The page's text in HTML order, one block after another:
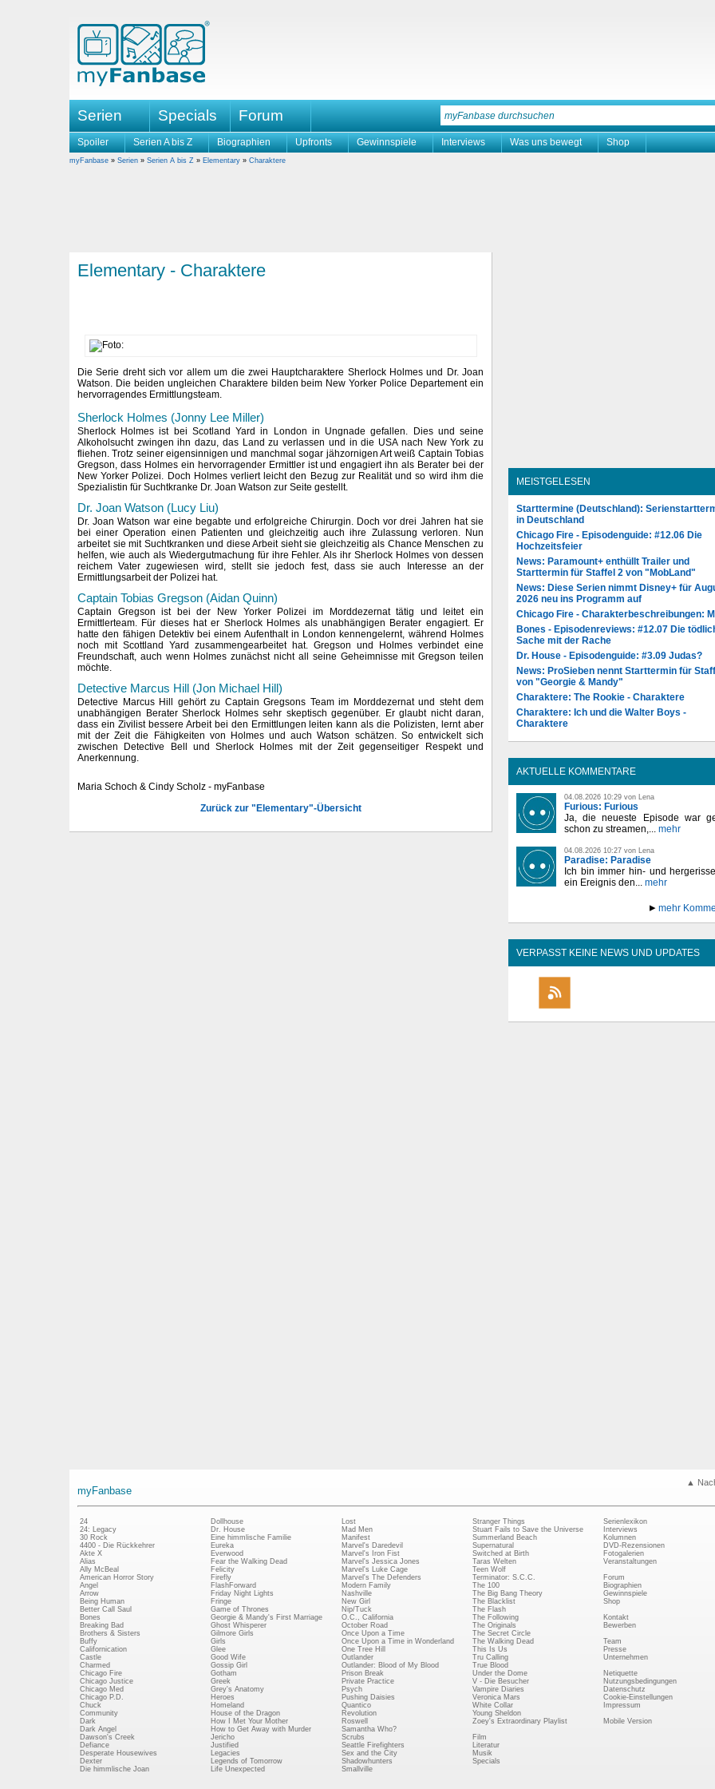
Serien Specials Forum
Spoiler Serien A bis Z Biographien Upfronts Gewinnspiele Interviews Was uns bewegt Shop
myFanbase » Serien » Serien A bis Z » Elementary » Charaktere
Elementary - Charaktere
Die Serie dreht sich vor allem um die zwei Hauptcharaktere Sherlock Holmes und Dr. Joan
Watson. Die beiden ungleichen Charaktere bilden beim New Yorker Police Departement ein
hervorragendes Ermittlungsteam.
Sherlock Holmes (Jonny Lee Miller)
Sherlock Holmes ist bei Scotland Yard in London in Ungnade gefallen. Dies und seine
Alkoholsucht zwingen ihn dazu, das Land zu verlassen und in die USA nach New York zu
fliehen. Trotz seiner eigensinnigen und manchmal sogar jähzornigen Art weiß Captain Tobias
Gregson, dass Holmes ein hervorragender Ermittler ist und engagiert ihn als Berater bei der
New Yorker Polizei. Doch Holmes verliert leicht den Bezug zur Realität und so wird ihm die
Spezialistin für Suchtkranke Dr. Joan Watson zur Seite gestellt.
Dr. Joan Watson (Lucy Liu)
Dr. Joan Watson war eine begabte und erfolgreiche Chirurgin. Doch vor drei Jahren hat sie
bei einer Operation einen Patienten und gleichzeitig auch ihre Zulassung verloren. Nun
arbeitet sie mit Suchtkranken und diese Arbeit sieht sie gleichzeitig als Chance Menschen zu
helfen, wie auch als Wiedergutmachung für ihre Fehler. Als ihr Sherlock Holmes von dessen
reichem Vater zugewiesen wird, stellt sie jedoch fest, dass sie auch Interesse an der
Ermittlungsarbeit der Polizei hat.
Captain Tobias Gregson (Aidan Quinn)
Captain Gregson ist bei der New Yorker Polizei im Morddezernat tätig und leitet ein
Ermittlerteam. Für dieses hat er Sherlock Holmes als unabhängigen Berater engagiert. Er
hatte den fähigen Detektiv bei einem Aufenthalt in London kennengelernt, während Holmes
noch mit Scottland Yard zusammengearbeitet hat. Gregson und Holmes verbindet eine
Freundschaft, auch wenn Holmes zunächst nicht all seine Geheimnisse mit Gregson teilen
möchte.
Detective Marcus Hill (Jon Michael Hill)
Detective Marcus Hill gehört zu Captain Gregsons Team im Morddezernat und steht dem
unabhängigen Berater Sherlock Holmes sehr skeptisch gegenüber. Er glaubt nicht daran,
dass ein Zivilist bessere Arbeit bei den Ermittlungen leiten kann als die Polizisten, lernt aber
mit der Zeit die Fähigkeiten von Holmes und auch Watson schätzen. So entwickelt sich
zwischen Detective Bell und Sherlock Holmes mit der Zeit gegenseitiger Respekt und
Anerkennung.
Maria Schoch & Cindy Scholz - myFanbase
Zurück zur "Elementary"-Übersicht
MEISTGELESEN
Starttermine (Deutschland):
in Deutschland
Chicago Fire - Episodenguide: #12.06 Die
Hochzeitsfeier
News: Paramount+ enthüllt Trailer und
Starttermin für Staffel 2 von "MobLand"
News: Diese Serien nimmt Disney+ für
2026 neu ins Programm auf
Chicago Fire - Charakterbeschreibungen:
Bones - Episodenreviews: #12.07 Die
Sache mit der Rache
Dr. House - Episodenguide: #3.09 Judas?
News: ProSieben nennt Starttermin für
von "Georgie & Mandy"
Charaktere: The Rookie - Charaktere
Charaktere: Ich und die Walter Boys -
Charaktere
AKTUELLE KOMMENTARE
04.08.2026 10:29 von Lena
Furious: Furious
Ja, die neueste Episode war
schon zu streamen,... mehr
04.08.2026 10:27 von Lena
Paradise: Paradise
Ich bin immer hin- und
ein Ereignis den... mehr
mehr
VERPASST KEINE NEWS UND UPDATES
▲
myFanbase
24
24: Legacy
30 Rock
4400 - Die Rückkehrer
Akte X
Alias
Ally McBeal
American Horror Story
Angel
Arrow
Being Human
Better Call Saul
Bones
Breaking Bad
Brothers & Sisters
Buffy
Californication
Castle
Charmed
Chicago Fire
Chicago Justice
Chicago Med
Chicago P.D.
Chuck
Community
Dark
Dark Angel
Dawson's Creek
Defiance
Desperate Housewives
Dexter
Die himmlische Joan
Dollhouse
Dr. House
Eine himmlische Familie
Eureka
Everwood
Fear the Walking Dead
Felicity
Firefly
FlashForward
Friday Night Lights
Fringe
Game of Thrones
Georgie & Mandy's First Marriage
Ghost Whisperer
Gilmore Girls
Girls
Glee
Good Wife
Gossip Girl
Gotham
Greek
Grey's Anatomy
Heroes
Homeland
House of the Dragon
How I Met Your Mother
How to Get Away with Murder
Jericho
Justified
Legacies
Legends of Tomorrow
Life Unexpected
Lost
Mad Men
Manifest
Marvel's Daredevil
Marvel's Iron Fist
Marvel's Jessica Jones
Marvel's Luke Cage
Marvel's The Defenders
Modern Family
Nashville
New Girl
Nip/Tuck
O.C., California
October Road
Once Upon a Time
Once Upon a Time in Wonderland
One Tree Hill
Outlander
Outlander: Blood of My Blood
Prison Break
Private Practice
Psych
Pushing Daisies
Quantico
Revolution
Roswell
Samantha Who?
Scrubs
Seattle Firefighters
Sex and the City
Shadowhunters
Smallville
Stranger Things
Stuart Fails to Save the Universe
Summerland Beach
Supernatural
Switched at Birth
Taras Welten
Teen Wolf
Terminator: S.C.C.
The 100
The Big Bang Theory
The Blacklist
The Flash
The Following
The Originals
The Secret Circle
The Walking Dead
This Is Us
Tru Calling
True Blood
Under the Dome
V - Die Besucher
Vampire Diaries
Veronica Mars
White Collar
Young Sheldon
Zoey's Extraordinary Playlist
Film
Literatur
Musik
Specials
Serienlexikon
Interviews
Kolumnen
DVD-Rezensionen
Fotogalerien
Veranstaltungen
Forum
Biographien
Gewinnspiele
Shop
Kontakt
Bewerben
Team
Presse
Unternehmen
Netiquette
Nutzungsbedingungen
Datenschutz
Cookie-Einstellungen
Impressum
Mobile Version